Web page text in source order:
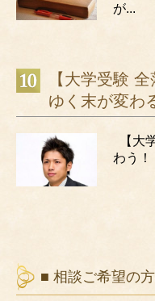
が...
【大学受験
ゆく末が変わ
【大
わう
■ 相談ご希望の